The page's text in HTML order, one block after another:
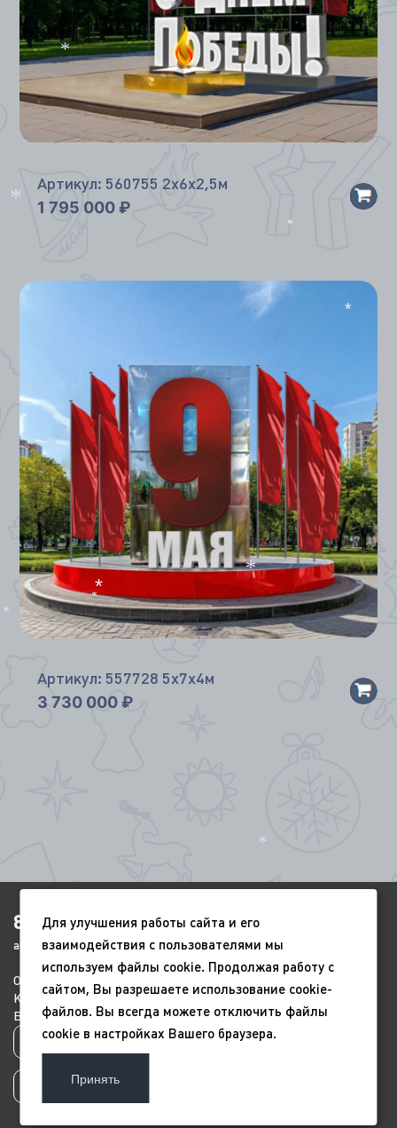
Артикул: 560755 2х6х2,5м
1 795 000 ₽
Артикул: 557728 5х7х4м
3 730 000 ₽
8(4852)920-450
ags-yar@mail.ru
О компании
Контакты
Новый год
9 мая
Всесезонные
Благоустройство
Политика конфиденциальности
Пользовательское соглашение
Для улучшения работы сайта и его
взаимодействия с пользователями мы
используем файлы cookie. Продолжая работу с
сайтом, Вы разрешаете использование cookie-
файлов. Вы всегда можете отключить файлы
cookie в настройках Вашего браузера.
Принять
*
*
*
*
*
*
*
*